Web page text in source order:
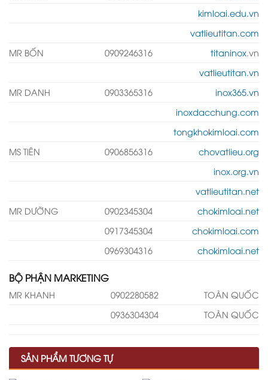
kimloai.edu.vn
vatlieutitan.com
MR BỐN
0909246316 titaninox.vn
vatlieutitan.vn
MR DANH
0903365316
inox365.vn
inoxdacchung.com
tongkhokimloai.com
MS TIÊN
0906856316
chovatlieu.org
inox.org.vn
vatlieutitan.net
MR DƯỠNG
0902345304
chokimloai.net
0917345304
chokimloai.com
0969304316
chokimloai.net
BỘ PHẬN MARKETING
MR KHANH 0902280582
TOÀN QUỐC
0936304304
TOÀN QUỐC
SẢN PHẨM TƯƠNG TỰ